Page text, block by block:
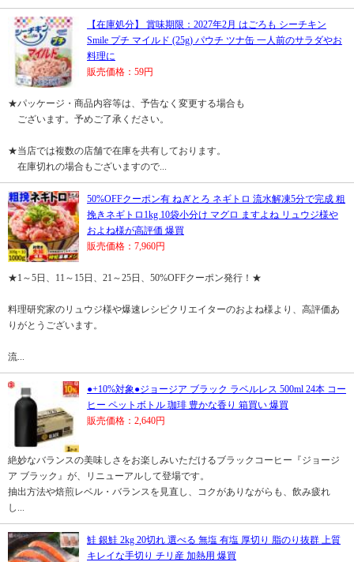
【在庫処分】 賞味期限：2027年2月 はごろも シーチキン
Smile プチ マイルド (25g) パウチ ツナ缶 一人前のサラダやお
料理に
販売価格：59円
★パッケージ・商品内容等は、予告なく変更する場合も
ございます。予めご了承ください。
★当店では複数の店舗で在庫を共有しております。
在庫切れの場合もございますので...
50%OFFクーポン有 ねぎとろ ネギトロ 流水解凍5分で完成 粗
挽きネギトロ1kg 10袋小分け マグロ ますよね リュウジ様や
およね様が高評価 爆買
販売価格：7,960円
★1～5日、11～15日、21～25日、50%OFFクーポン発行！★
料理研究家のリュウジ様や爆速レシピクリエイターのおよね様より、高評価あ
りがとうございます。
流...
●+10%対象●ジョージア ブラック ラベルレス 500ml 24本 コー
ヒー ペットボトル 珈琲 豊かな香り 箱買い 爆買
販売価格：2,640円
絶妙なバランスの美味しさをお楽しみいただけるブラックコーヒー『ジョージ
ア ブラック』が、リニューアルして登場です。
抽出方法や焙煎レベル・バランスを見直し、コクがありながらも、飲み疲れ
し...
鮭 銀鮭 2kg 20切れ 選べる 無塩 有塩 厚切り 脂のり抜群 上質
キレイな手切り チリ産 加熱用 爆買